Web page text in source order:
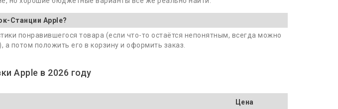
Станции Apple?
понравившегося товара (если что-то остаётся непонятным, всегда можно
потом положить его в корзину и оформить заказ.
Apple в 2026 году
Цена